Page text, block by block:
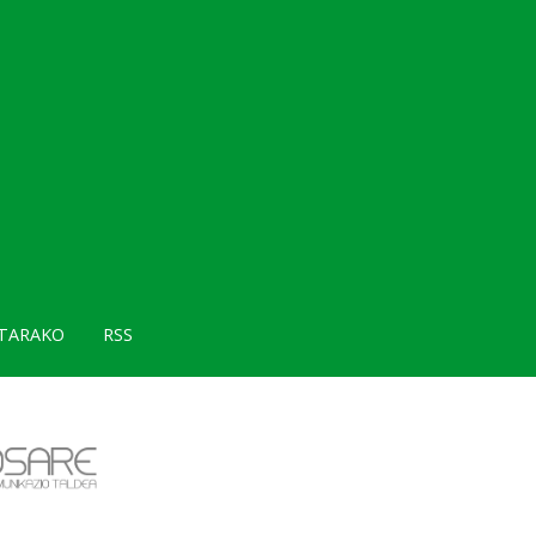
RSS